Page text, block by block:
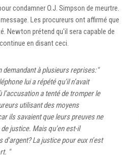
condamner O.J. Simpson de meurtre.
Les procureurs ont affirmé que
Newton prétend qu'il sera capable de
en disant ceci.
demandant à plusieurs reprises:"
lui a répété qu’il n’avait
l’accusation a tenté de tromper le
utilisant des moyens
ils savaient que leurs preuves ne
justice. Mais qu'en est-il
La justice pour eux n'est
"